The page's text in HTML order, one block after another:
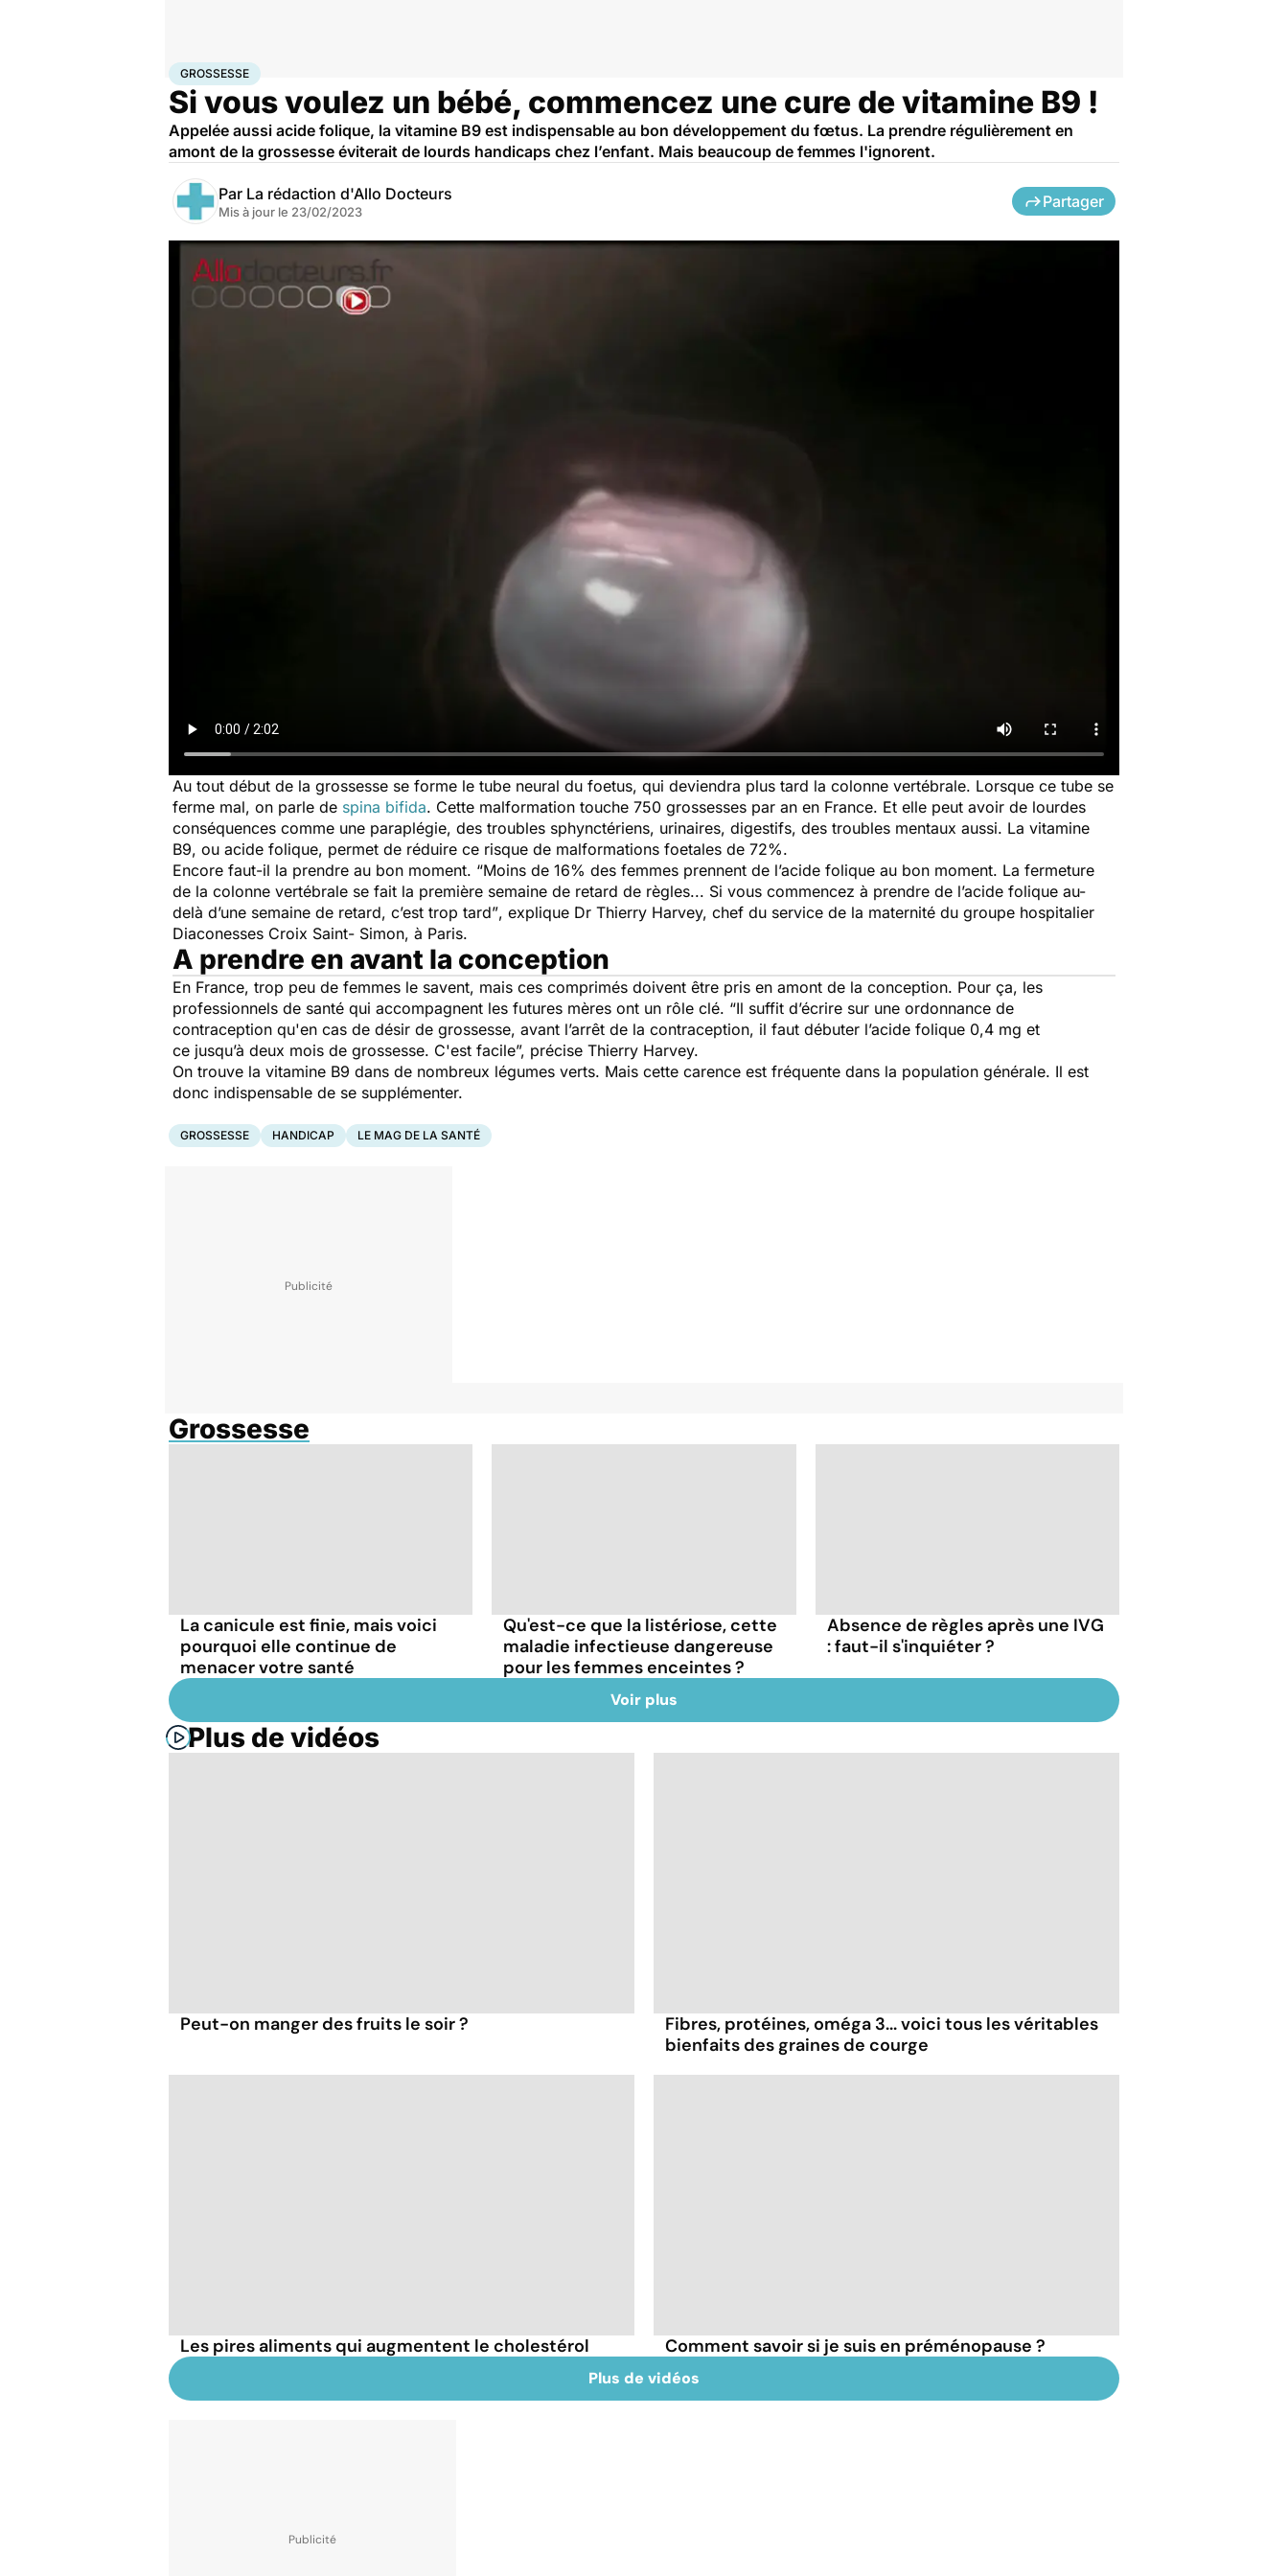
AccueilSantéMaladies
GROSSESSE
Si vous voulez un bébé, commencez une cure de vitamine B9 !
Appelée aussi acide folique, la vitamine B9 est indispensable au bon développement du fœtus. La prendre régulièrement en
amont de la grossesse éviterait de lourds handicaps chez l’enfant. Mais beaucoup de femmes l'ignorent.
Par La rédaction d'Allo Docteurs
Mis à jour le 23/02/2023
Partager
Au tout début de la grossesse se forme le tube neural du foetus, qui deviendra plus tard la colonne vertébrale. Lorsque ce tube se
ferme mal, on parle de spina bifida. Cette malformation touche 750 grossesses par an en France. Et elle peut avoir de lourdes
conséquences comme une paraplégie, des troubles sphynctériens, urinaires, digestifs, des troubles mentaux aussi. La vitamine
B9, ou acide folique, permet de réduire ce risque de malformations foetales de 72%.
Encore faut-il la prendre au bon moment. “Moins de 16% des femmes prennent de l’acide folique au bon moment. La fermeture
de la colonne vertébrale se fait la première semaine de retard de règles... Si vous commencez à prendre de l’acide folique au-
delà d’une semaine de retard, c’est trop tard”, explique Dr Thierry Harvey, chef du service de la maternité du groupe hospitalier
Diaconesses Croix Saint- Simon, à Paris.
A prendre en avant la conception
En France, trop peu de femmes le savent, mais ces comprimés doivent être pris en amont de la conception. Pour ça, les
professionnels de santé qui accompagnent les futures mères ont un rôle clé. “Il suffit d’écrire sur une ordonnance de
contraception qu'en cas de désir de grossesse, avant l’arrêt de la contraception, il faut débuter l’acide folique 0,4 mg et
ce jusqu’à deux mois de grossesse. C'est facile”, précise Thierry Harvey.
On trouve la vitamine B9 dans de nombreux légumes verts. Mais cette carence est fréquente dans la population générale. Il est
donc indispensable de se supplémenter.
GROSSESSE HANDICAP LE MAG DE LA SANTÉ
Grossesse
La canicule est finie, mais voici
pourquoi elle continue de
menacer votre santé
Qu'est-ce que la listériose, cette
maladie infectieuse dangereuse
pour les femmes enceintes ?
Absence de règles après une IVG
: faut-il s'inquiéter ?
Voir plus
Plus de vidéos
Peut-on manger des fruits le soir ?
Fibres, protéines, oméga 3... voici tous les véritables
bienfaits des graines de courge
Les pires aliments qui augmentent le cholestérol Comment savoir si je suis en préménopause ?
Plus de vidéos